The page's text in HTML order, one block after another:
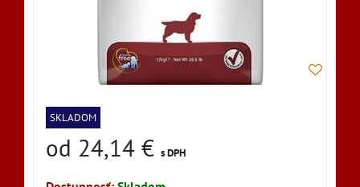
SKLADOM
od 24,14 € s DPH